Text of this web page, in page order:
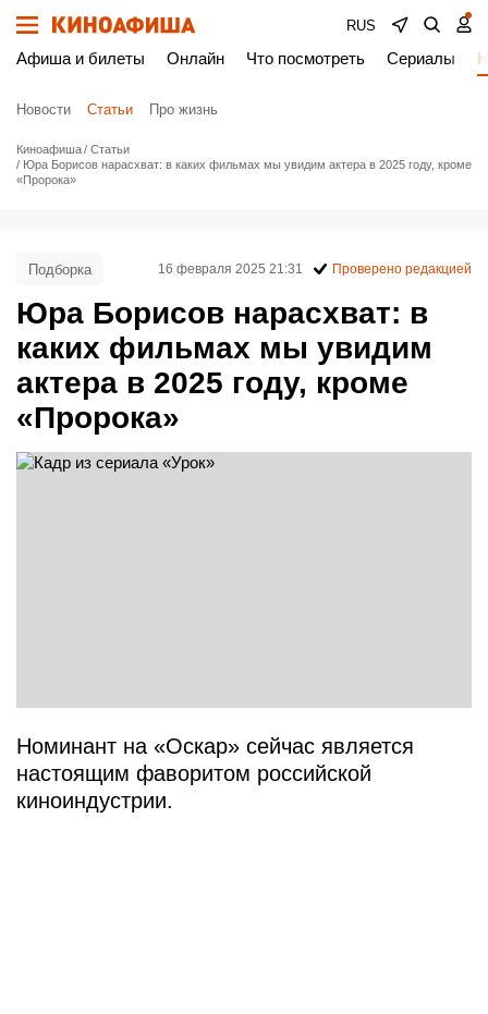
RUS
Афиша и билеты Онлайн Что посмотреть Сериалы
Новости Статьи Про жизнь
Киноафиша
Статьи
Юра Борисов нарасхват: в каких фильмах мы увидим актера в 2025 году, кроме
«Пророка»
Юра Борисов нарасхват: в
каких фильмах мы увидим
актера в 2025 году, кроме
«Пророка»
Подборка 16 февраля 2025 21:31 Проверено редакцией
Номинант на «Оскар» сейчас является
настоящим фаворитом российской
киноиндустрии.